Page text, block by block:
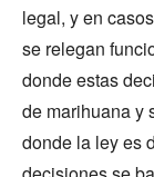
legal, y en
se relegan
donde estas
de marihuana y
donde la ley es